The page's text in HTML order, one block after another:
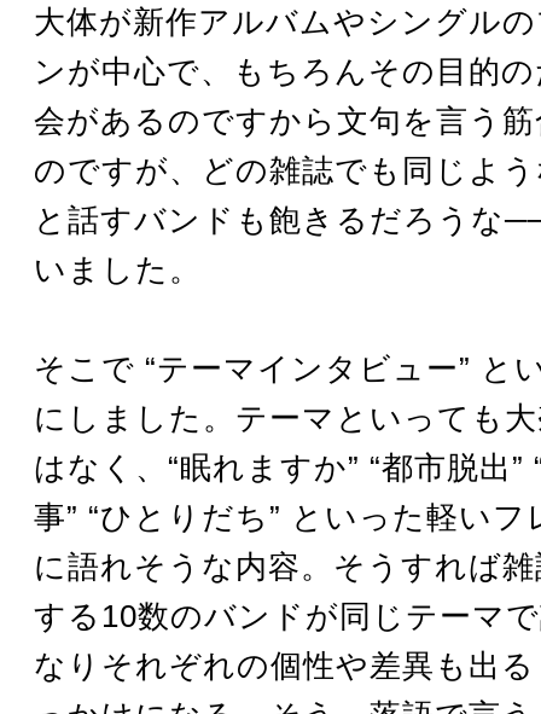
大体が新作アルバムやシングル
ンが中心で、もちろんその目的
会があるのですから文句を言う
のですが、どの雑誌でも同じよ
と話すバンドも飽きるだろうな
いました。
そこで “テーマインタビュー” と
にしました。テーマといっても
はなく、“眠れますか” “都市脱出”
事” “ひとりだち” といった軽いフ
に語れそうな内容。そうすれば
する10数のバンドが同じテーマ
なりそれぞれの個性や差異も出